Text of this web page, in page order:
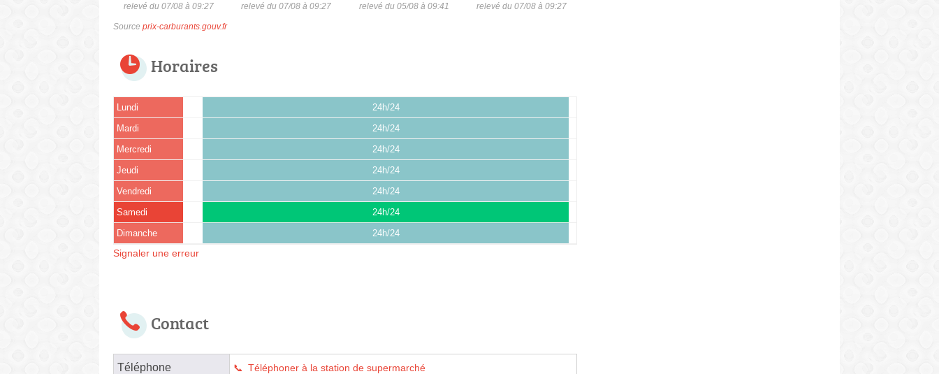
relevé du 07/08 à 09:27
relevé du 07/08 à 09:27
relevé du 05/08 à 09:41
relevé du 07/08 à 09:27
Source prix-carburants.gouv.fr
Horaires
Lundi 24h/24
Mardi 24h/24
Mercredi 24h/24
Jeudi 24h/24
Vendredi 24h/24
Samedi 24h/24
Dimanche 24h/24
Signaler une erreur
Contact
Téléphone Téléphoner à la station de supermarché